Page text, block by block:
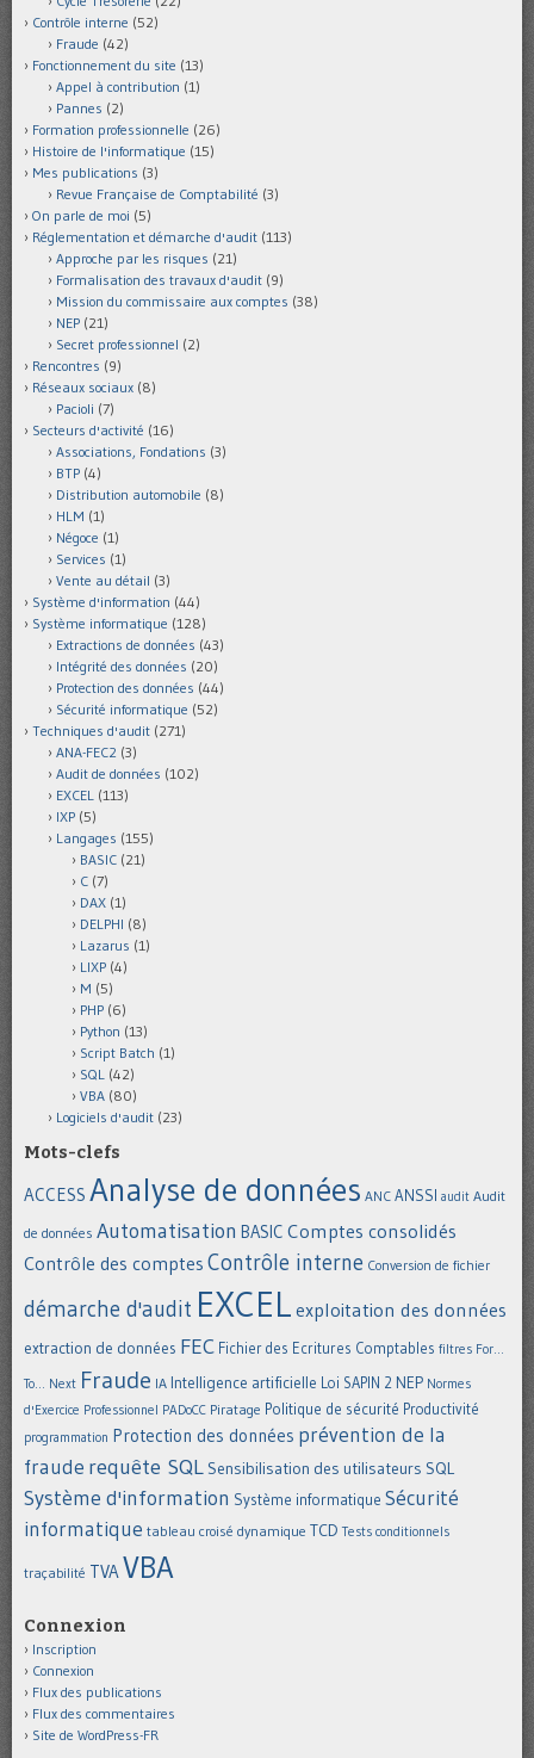
Contrôle interne (52)
Fraude (42)
Fonctionnement du site (13)
Appel à contribution (1)
Pannes (2)
Formation professionnelle (26)
Histoire de l'informatique (15)
Mes publications (3)
Revue Française de Comptabilité (3)
On parle de moi (5)
Réglementation et démarche d'audit (113)
Approche par les risques (21)
Formalisation des travaux d'audit (9)
Mission du commissaire aux comptes (38)
NEP (21)
Secret professionnel (2)
Rencontres (9)
Réseaux sociaux (8)
Pacioli (7)
Secteurs d'activité (16)
Associations, Fondations (3)
BTP (4)
Distribution automobile (8)
HLM (1)
Négoce (1)
Services (1)
Vente au détail (3)
Système d'information (44)
Système informatique (128)
Extractions de données (43)
Intégrité des données (20)
Protection des données (44)
Sécurité informatique (52)
Techniques d'audit (271)
ANA-FEC2 (3)
Audit de données (102)
EXCEL (113)
IXP (5)
Langages (155)
BASIC (21)
C (7)
DAX (1)
DELPHI (8)
Lazarus (1)
LIXP (4)
M (5)
PHP (6)
Python (13)
Script Batch (1)
SQL (42)
VBA (80)
Logiciels d'audit (23)
Mots-clefs
ACCESS Analyse de données ANC ANSSI audit Audit
de données Automatisation BASIC Comptes consolidés
Contrôle des comptes Contrôle interne Conversion de fichier
démarche d'audit EXCEL exploitation des données
extraction de données FEC Fichier des Ecritures Comptables filtres For...
To... Next Fraude IA Intelligence artificielle Loi SAPIN 2 NEP Normes
d'Exercice Professionnel PADoCC Piratage Politique de sécurité Productivité
programmation Protection des données prévention de la
fraude requête SQL Sensibilisation des utilisateurs SQL
Système d'information Système informatique Sécurité
informatique tableau croisé dynamique TCD Tests conditionnels
traçabilité TVAVBA
Connexion
Inscription
Connexion
Flux des publications
Flux des commentaires
Site de WordPress-FR